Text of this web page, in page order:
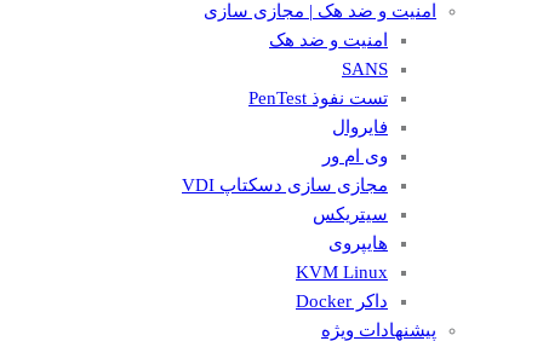
امنیت و ضد هک | مجازی سازی
امنیت و ضد هک
SANS
تست نفوذ PenTest
فایروال
وی ام ور
مجازی سازی دسکتاپ VDI
سیتریکس
هایپروی
KVM Linux
داکر Docker
پیشنهادات ویژه